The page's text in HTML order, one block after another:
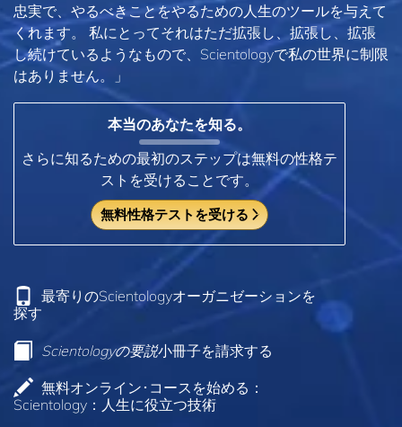
忠実で、やるべきことをやるための人生のツールを与えて
くれます。 私にとってそれはただ拡張し、拡張し、拡張
し続けているようなもので、Scientologyで私の世界に制限
はありません。」
本当のあなたを知る。
さらに知るための最初のステップは無料の性格テ
ストを受けることです。
無料性格テストを受ける
最寄りのScientologyオーガニゼーションを
探す
Scientologyの要説小冊子を請求する
無料オンライン･コースを始める：
Scientology：人生に役立つ技術